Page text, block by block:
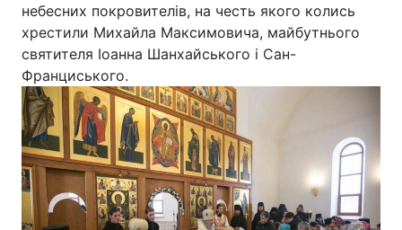
ПОСЛУГИ
Реклама на сайті Фотобанк
Моніторинг Пресцентр
небесних покровителів, на честь якого колись
хрестили Михайла Максимовича, майбутнього
святителя Іоанна Шанхайського і Сан-
Франциського.